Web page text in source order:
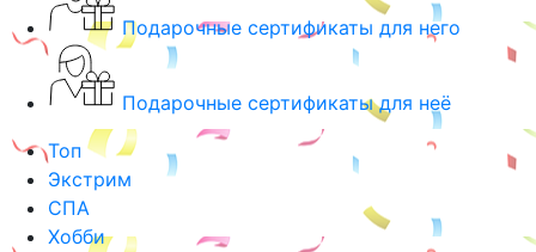
Подарочные сертификаты для него
Подарочные сертификаты для неё
Топ
Экстрим
СПА
Хобби